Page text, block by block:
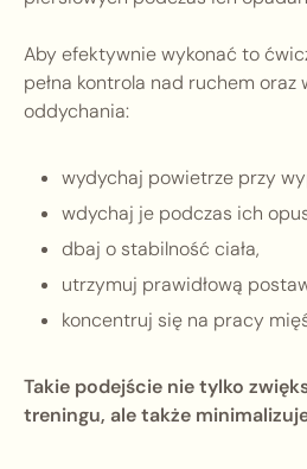
Aby efektywnie wykonać to
pełna kontrola nad ruchem oraz
oddychania:
wydychaj powietrze przy
wdychaj je podczas ich
dbaj o stabilność ciała,
utrzymuj prawidłową
koncentruj się na pracy
Takie podejście nie tylko
treningu, ale także